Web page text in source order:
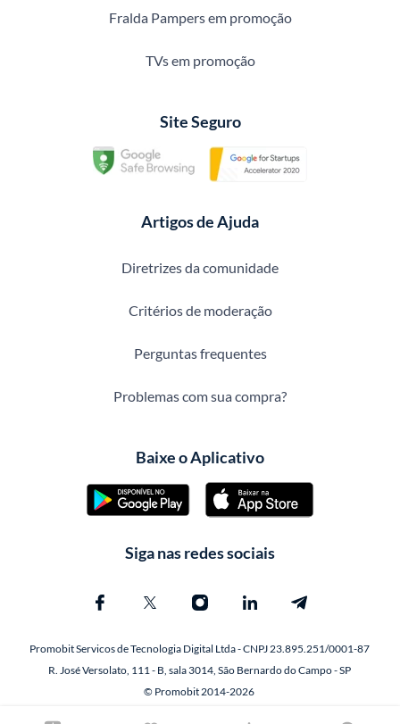
Fralda Pampers em promoção
TVs em promoção
Site Seguro
Artigos de Ajuda
Diretrizes da comunidade
Critérios de moderação
Perguntas frequentes
Problemas com sua compra?
Baixe o Aplicativo
Siga nas redes sociais
Promobit Servicos de Tecnologia Digital Ltda - CNPJ 23.895.251/0001-87
R. José Versolato, 111 - B, sala 3014, São Bernardo do Campo - SP
© Promobit 2014-2026